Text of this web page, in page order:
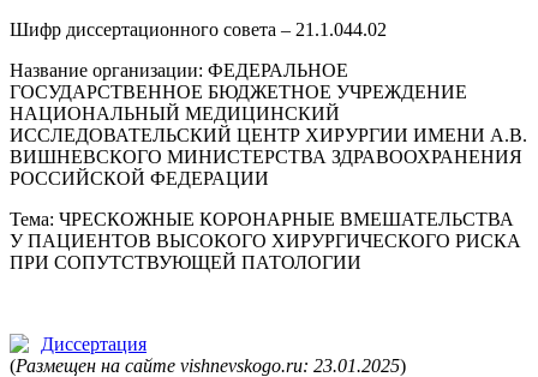
Шифр диссертационного совета – 21.1.044.02
Название организации: ФЕДЕРАЛЬНОЕ
ГОСУДАРСТВЕННОЕ БЮДЖЕТНОЕ УЧРЕЖДЕНИЕ
НАЦИОНАЛЬНЫЙ МЕДИЦИНСКИЙ
ИССЛЕДОВАТЕЛЬСКИЙ ЦЕНТР ХИРУРГИИ ИМЕНИ А.В.
ВИШНЕВСКОГО МИНИСТЕРСТВА ЗДРАВООХРАНЕНИЯ
РОССИЙСКОЙ ФЕДЕРАЦИИ
Тема: ЧРЕСКОЖНЫЕ КОРОНАРНЫЕ ВМЕШАТЕЛЬСТВА
У ПАЦИЕНТОВ ВЫСОКОГО ХИРУРГИЧЕСКОГО РИСКА
ПРИ СОПУТСТВУЮЩЕЙ ПАТОЛОГИИ
Диссертация
(Размещен на сайте vishnevskogo.ru: 23.01.2025)